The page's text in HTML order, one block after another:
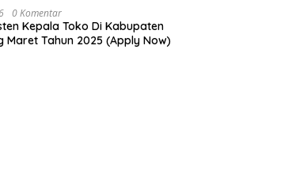
0 Komentar
Kepala Toko Di Kabupaten
Maret Tahun 2025 (Apply Now)